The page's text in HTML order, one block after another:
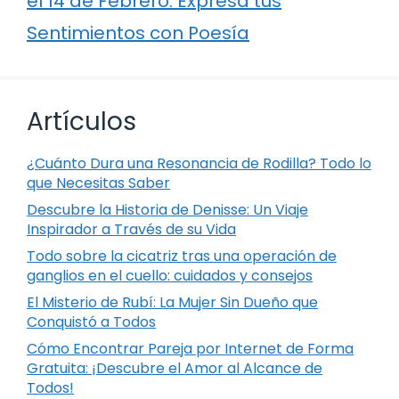
Sentimientos con Poesía
Artículos
¿Cuánto Dura una Resonancia de Rodilla? Todo lo
que Necesitas Saber
Descubre la Historia de Denisse: Un Viaje
Inspirador a Través de su Vida
Todo sobre la cicatriz tras una operación de
ganglios en el cuello: cuidados y consejos
El Misterio de Rubí: La Mujer Sin Dueño que
Conquistó a Todos
Cómo Encontrar Pareja por Internet de Forma
Gratuita: ¡Descubre el Amor al Alcance de
Todos!